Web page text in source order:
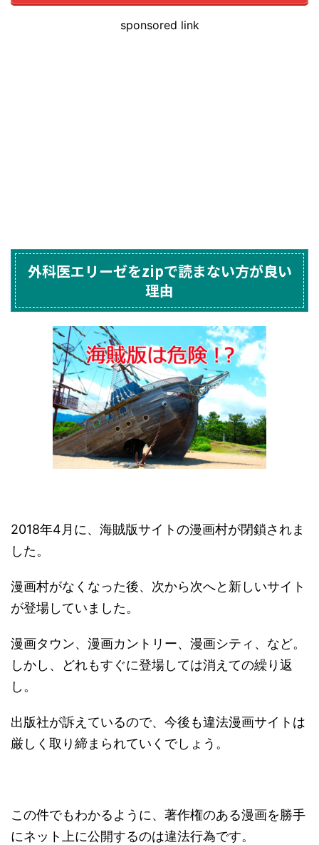
sponsored link
外科医エリーゼをzipで読まない方が良い
理由
2018年4月に、海賊版サイトの漫画村が閉鎖されま
した。
漫画村がなくなった後、次から次へと新しいサイト
が登場していました。
漫画タウン、漫画カントリー、漫画シティ、など。
しかし、どれもすぐに登場しては消えての繰り返
し。
出版社が訴えているので、今後も違法漫画サイトは
厳しく取り締まられていくでしょう。
この件でもわかるように、著作権のある漫画を勝手
にネット上に公開するのは違法行為です。